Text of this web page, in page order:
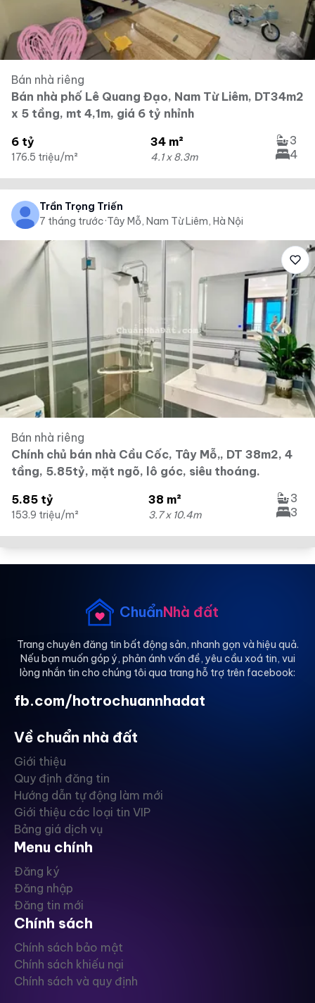
Bán nhà riêng
Bán nhà phố Lê Quang Đạo, Nam Từ Liêm, DT34m2
x 5 tầng, mt 4,1m, giá 6 tỷ nhỉnh
6 tỷ
176.5 triệu/m²
34 m²
4.1 x 8.3m
3
4
Trần Trọng Triển
7 tháng trước·Tây Mỗ, Nam Từ Liêm, Hà Nội
Bán nhà riêng
Chính chủ bán nhà Cầu Cốc, Tây Mỗ,, DT 38m2, 4
tầng, 5.85tỷ, mặt ngõ, lô góc, siêu thoáng.
5.85 tỷ
153.9 triệu/m²
38 m²
3.7 x 10.4m
3
3
ChuẩnNhà đất
Trang chuyên đăng tin bất động sản, nhanh gọn và hiệu quả.
Nếu bạn muốn góp ý, phản ánh vấn đề, yêu cầu xoá tin, vui
lòng nhắn tin cho chúng tôi qua trang hỗ trợ trên facebook:
fb.com/hotrochuannhadat
Về chuẩn nhà đất
Giới thiệu
Quy định đăng tin
Hướng dẫn tự động làm mới
Giới thiệu các loại tin VIP
Bảng giá dịch vụ
Menu chính
Đăng ký
Đăng nhập
Đăng tin mới
Chính sách
Chính sách bảo mật
Chính sách khiếu nại
Chính sách và quy định